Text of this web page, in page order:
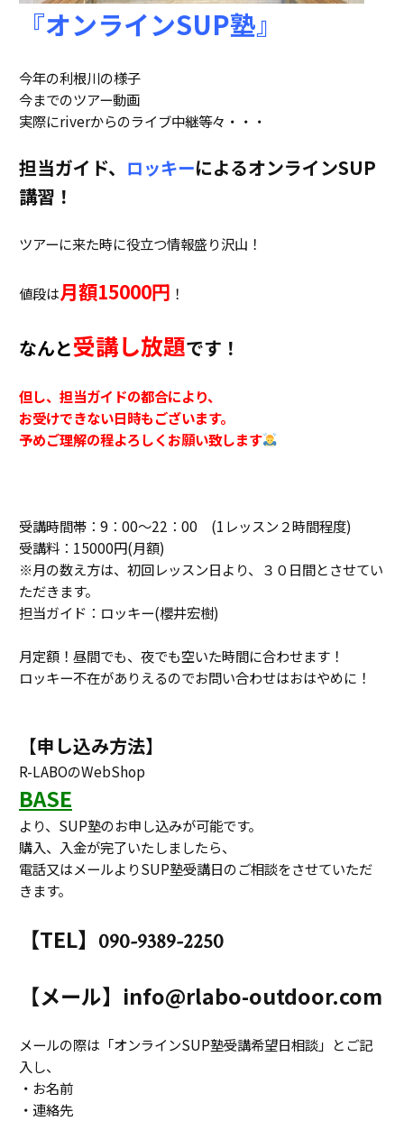
『オンラインSUP塾』
今年の利根川の様子
今までのツアー動画
実際にriverからのライブ中継等々・・・
担当ガイド、 ロッキーによるオンラインSUP
講習！
ツアーに来た時に役立つ情報盛り沢山！
値段は月額15000円 ！
なんと受講し放題です！
但し、担当ガイドの都合により、
お受けできない日時もございます。
予めご理解の程よろしくお願い致します
受講時間帯：9：00～22：00 (1レッスン２時間程度)
受講料：15000円(月額)
※月の数え方は、初回レッスン日より、３０日間とさせてい
ただきます。
担当ガイド：ロッキー(櫻井宏樹)
月定額！昼間でも、夜でも空いた時間に合わせます！
ロッキー不在がありえるのでお問い合わせはおはやめに！
【申し込み方法】
R-LABOのWebShop
BASE
より、SUP塾のお申し込みが可能です。
購入、入金が完了いたしましたら、
電話又はメールよりSUP塾受講日のご相談をさせていただ
きます。
【TEL】 090-9389-2250
【メール】info@rlabo-outdoor.com
メールの際は「オンラインSUP塾受講希望日相談」とご記
入し、
・お名前
・連絡先